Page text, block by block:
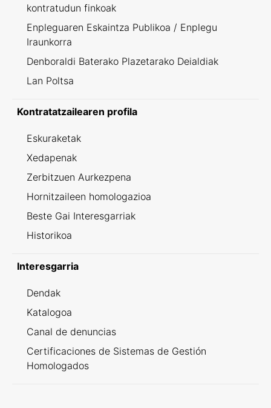
kontratudun finkoak
Enpleguaren Eskaintza Publikoa / Enplegu
Iraunkorra
Denboraldi Baterako Plazetarako Deialdiak
Lan Poltsa
Kontratatzailearen profila
Eskuraketak
Xedapenak
Zerbitzuen Aurkezpena
Hornitzaileen homologazioa
Beste Gai Interesgarriak
Historikoa
Interesgarria
Dendak
Katalogoa
Canal de denuncias
Certificaciones de Sistemas de Gestión
Homologados